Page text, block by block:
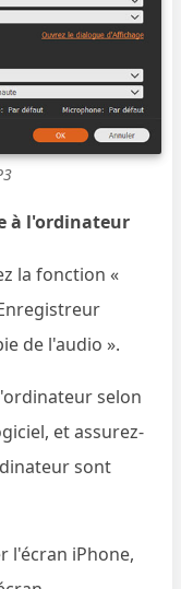
à l'ordinateur
la fonction «
de l'audio ».
selon
et assurez-
sont
l'écran iPhone,